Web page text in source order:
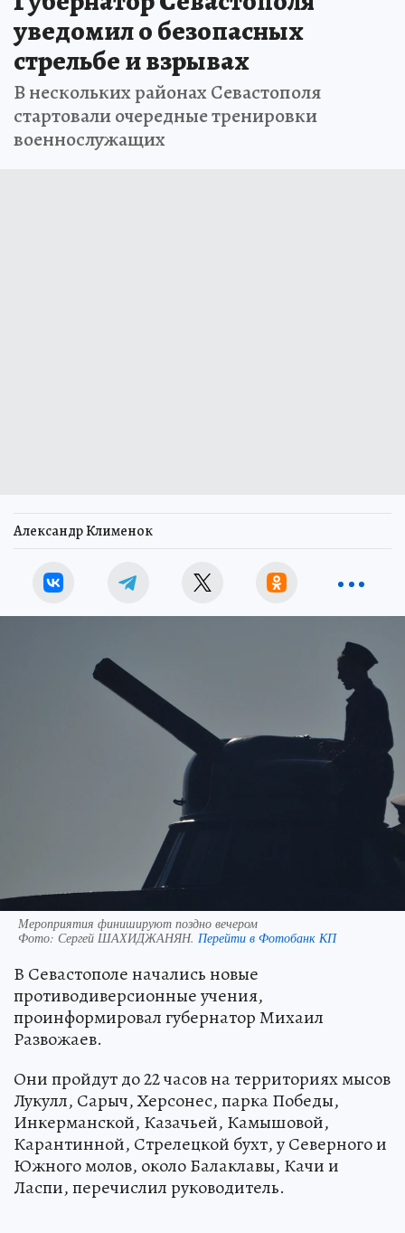
уведомил о безопасных
стрельбе и взрывах
В нескольких районах Севастополя
стартовали очередные тренировки
военнослужащих
Александр Клименок
Мероприятия финишируют поздно вечером
Фото: Сергей ШАХИДЖАНЯН. Перейти в Фотобанк КП
В Севастополе начались новые
противодиверсионные учения,
проинформировал губернатор Михаил
Развожаев.
Они пройдут до 22 часов на территориях мысов
Лукулл, Сарыч, Херсонес, парка Победы,
Инкерманской, Казачьей, Камышовой,
Карантинной, Стрелецкой бухт, у Северного и
Южного молов, около Балаклавы, Качи и
Ласпи, перечислил руководитель.